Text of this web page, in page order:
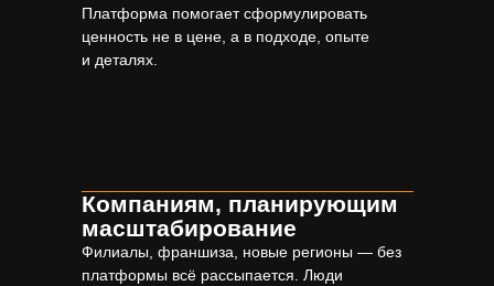
Платформа помогает сформулировать
ценность не в цене, а в подходе, опыте
и деталях.
Компаниям, планирующим
масштабирование
Филиалы, франшиза, новые регионы — без
платформы всё рассыпается. Люди